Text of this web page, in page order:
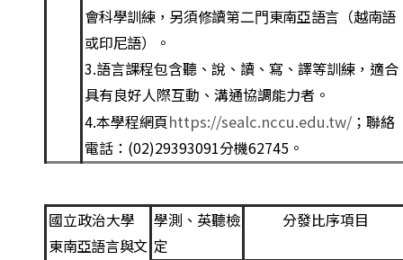
會科學訓練，另須修讀第⼆⾨東南亞語⾔ （越南語
或印尼語）
。
3.語⾔課程包含聽、說、讀、寫、譯等訓練，適合
具有良好⼈際互動、溝通協調能⼒者。
4.本學程網頁https://sealc.nccu.edu.tw/ ；聯絡
電話：(02)29393091分機62745。
國立政治大學
東南亞語言與文
學測、英聽檢
定
分發比序項目